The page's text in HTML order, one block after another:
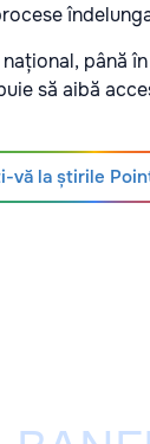
până
să aibă
vă la știrile